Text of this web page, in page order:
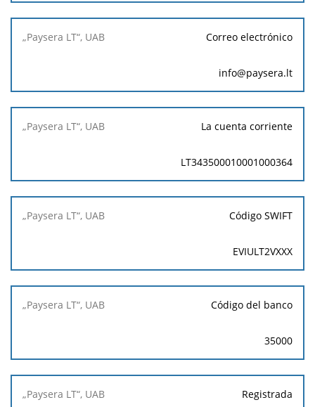
Correo electrónico
info@paysera.lt
La cuenta corriente
LT343500010001000364
Código SWIFT
EVIULT2VXXX
Código del banco
35000
Registrada